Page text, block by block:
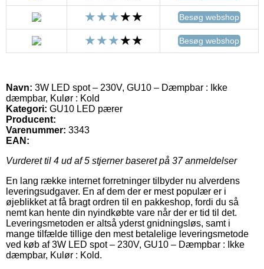
Besøg webshop
Besøg webshop
Navn: 3W LED spot – 230V, GU10 – Dæmpbar : Ikke
dæmpbar, Kulør : Kold
Kategori: GU10 LED pærer
Producent:
Varenummer: 3343
EAN:
Vurderet til 4 ud af 5 stjerner baseret på 37anmeldelser
En lang række internet forretninger tilbyder nu alverdens
leveringsudgaver. En af dem der er mest populær er i
øjeblikket at få bragt ordren til en pakkeshop, fordi du så
nemt kan hente din nyindkøbte vare når der er tid til det.
Leveringsmetoden er altså yderst gnidningsløs, samt i
mange tilfælde tillige den mest betalelige leveringsmetode
ved køb af 3W LED spot – 230V, GU10 – Dæmpbar : Ikke
dæmpbar, Kulør : Kold.